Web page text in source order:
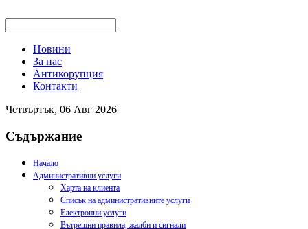
Новини
За нас
Антикорупция
Контакти
Четвъртък, 06 Авг 2026
Съдържание
Начало
Административни услуги
Харта на клиента
Списък на административните услуги
Електронни услуги
Вътрешни правила, жалби и сигнали